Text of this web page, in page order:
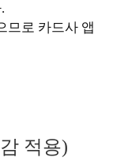
므로 카드사 앱
적용)